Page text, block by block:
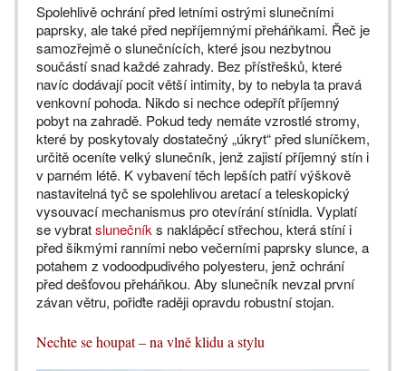
Spolehlivě ochrání před letními ostrými slunečními
paprsky, ale také před nepříjemnými přeháňkami. Řeč je
samozřejmě o slunečnících, které jsou nezbytnou
součástí snad každé zahrady. Bez přístřešků, které
navíc dodávají pocit větší intimity, by to nebyla ta pravá
venkovní pohoda. Nikdo si nechce odepřít příjemný
pobyt na zahradě. Pokud tedy nemáte vzrostlé stromy,
které by poskytovaly dostatečný „úkryt“ před sluníčkem,
určitě oceníte velký slunečník, jenž zajistí příjemný stín i
v parném létě. K vybavení těch lepších patří výškově
nastavitelná tyč se spolehlivou aretací a teleskopický
vysouvací mechanismus pro otevírání stínidla. Vyplatí
se vybratslunečník s naklápěcí střechou, která stíní i
před šikmými ranními nebo večerními paprsky slunce, a
potahem z vodoodpudivého polyesteru, jenž ochrání
před dešťovou přeháňkou. Aby slunečník nevzal první
závan větru, pořiďte raději opravdu robustní stojan.
Nechte se houpat – na vlně klidu a stylu